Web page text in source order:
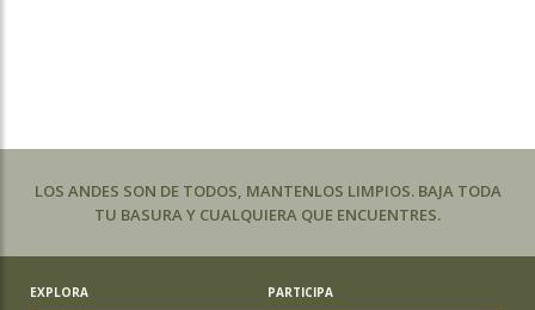
LOS ANDES SON DE TODOS, MANTENLOS LIMPIOS. BAJA TODA
TU BASURA Y CUALQUIERA QUE ENCUENTRES.
EXPLORA
PARTICIPA